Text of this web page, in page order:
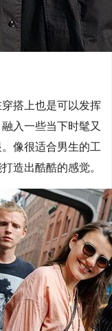
搭上也是可以发挥
入一些当下时髦又
像很适合男生的工
造出酷酷的感觉。